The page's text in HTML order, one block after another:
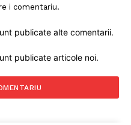
i comentariu.
publicate alte comentarii.
publicate articole noi.